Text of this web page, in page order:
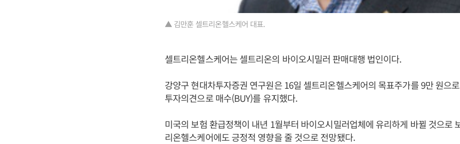
▲ 김만훈 셀트리온헬스케어 대표.
셀트리온헬스케어는 셀트리온의 바이오시밀러 판매대행 법인이다.
강양구 현대차투자증권 연구원은 16일 셀트리온헬스케어의 목표주가를 9만 원으
투자의견으로 매수(BUY)를 유지했다.
미국의 보험 환급정책이 내년 1월부터 바이오시밀러업체에 유리하게 바뀔 것으로
리온헬스케어에도 긍정적 영향을 줄 것으로 전망됐다.